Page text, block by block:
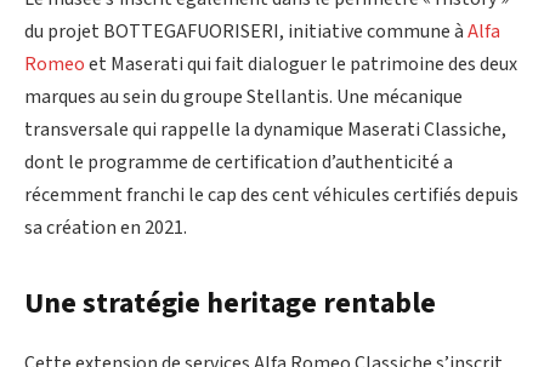
du projet BOTTEGAFUORISERI, initiative commune àAlfa
Romeoet Maserati qui fait dialoguer le patrimoine des deux
marques au sein du groupe Stellantis. Une mécanique
transversale qui rappelle la dynamique Maserati Classiche,
dont le programme de certification d’authenticité a
récemment franchi le cap des cent véhicules certifiés depuis
sa création en 2021.
Une stratégie heritage rentable